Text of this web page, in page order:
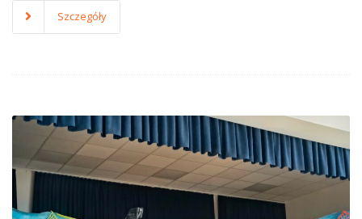
Szczegóły